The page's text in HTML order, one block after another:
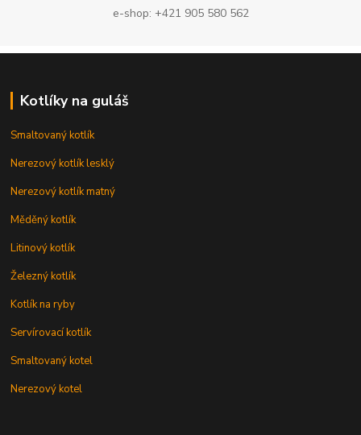
e-shop: +421 905 580 562
Kotlíky na guláš
Smaltovaný kotlík
Nerezový kotlík lesklý
Nerezový kotlík matný
Měděný kotlík
Litinový kotlík
Železný kotlík
Kotlík na ryby
Servírovací kotlík
Smaltovaný kotel
Nerezový kotel